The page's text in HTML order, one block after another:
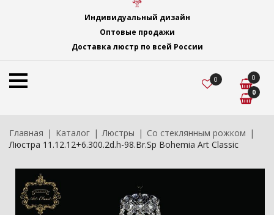
Индивидуальный дизайн
Оптовые продажи
Доставка люстр по всей России
0
0
0
Главная Каталог Люстры
Со стеклянным рожком
Люстра 11.12.12+6.300.2d.h-98.Br.Sp Bohemia Art Classic